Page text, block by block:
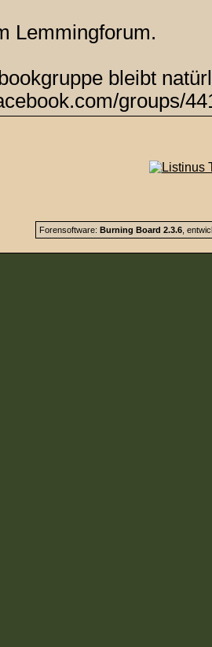
Lemmingforum.
bleibt
groups/
Forensoftware: Burning Board 2.3.6,